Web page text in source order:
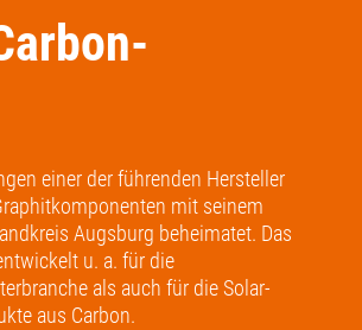
einer der führenden Hersteller
mit seinem
Augsburg beheimatet. Das
u. a. für die
als auch für die Solar-
aus Carbon.